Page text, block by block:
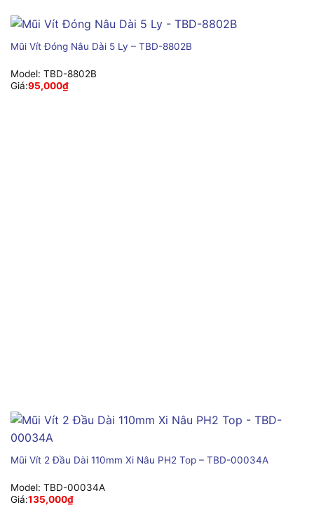
Mũi Vít Đóng Nâu Dài 5 Ly – TBD-8802B
Model: TBD-8802B
Giá:95,000₫
Mũi Vít 2 Đầu Dài 110mm Xi Nâu PH2 Top – TBD-00034A
Model: TBD-00034A
Giá:135,000₫